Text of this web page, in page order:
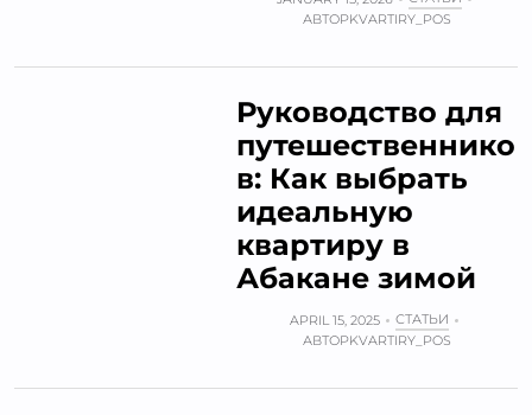
АВТОРKVARTIRY_POS
Руководство для
путешественнико
в: Как выбрать
идеальную
квартиру в
Абакане зимой
APRIL 15, 2025
СТАТЬИ
АВТОРKVARTIRY_POS